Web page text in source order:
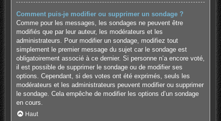
Comment puis-je modifier ou supprimer un sondage ?
Comme pour les messages, les sondages ne peuvent être
modifiés que par leur auteur, les modérateurs et les
administrateurs. Pour modifier un sondage, modifiez tout
simplement le premier message du sujet car le sondage est
obligatoirement associé à ce dernier. Si personne n’a encore voté,
il est possible de supprimer le sondage ou de modifier ses
options. Cependant, si des votes ont été exprimés, seuls les
modérateurs et les administrateurs peuvent modifier ou supprimer
le sondage. Cela empêche de modifier les options d’un sondage
en cours.
Haut